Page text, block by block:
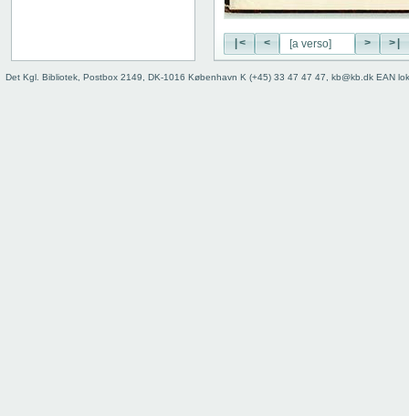
|< < > >|
Det Kgl. Bibliotek, Postbox 2149, DK-1016 København K (+45) 33 47 47 47, kb@kb.dk EAN